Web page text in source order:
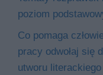
poziom
Co pomaga
pracy odwołaj się
utworu